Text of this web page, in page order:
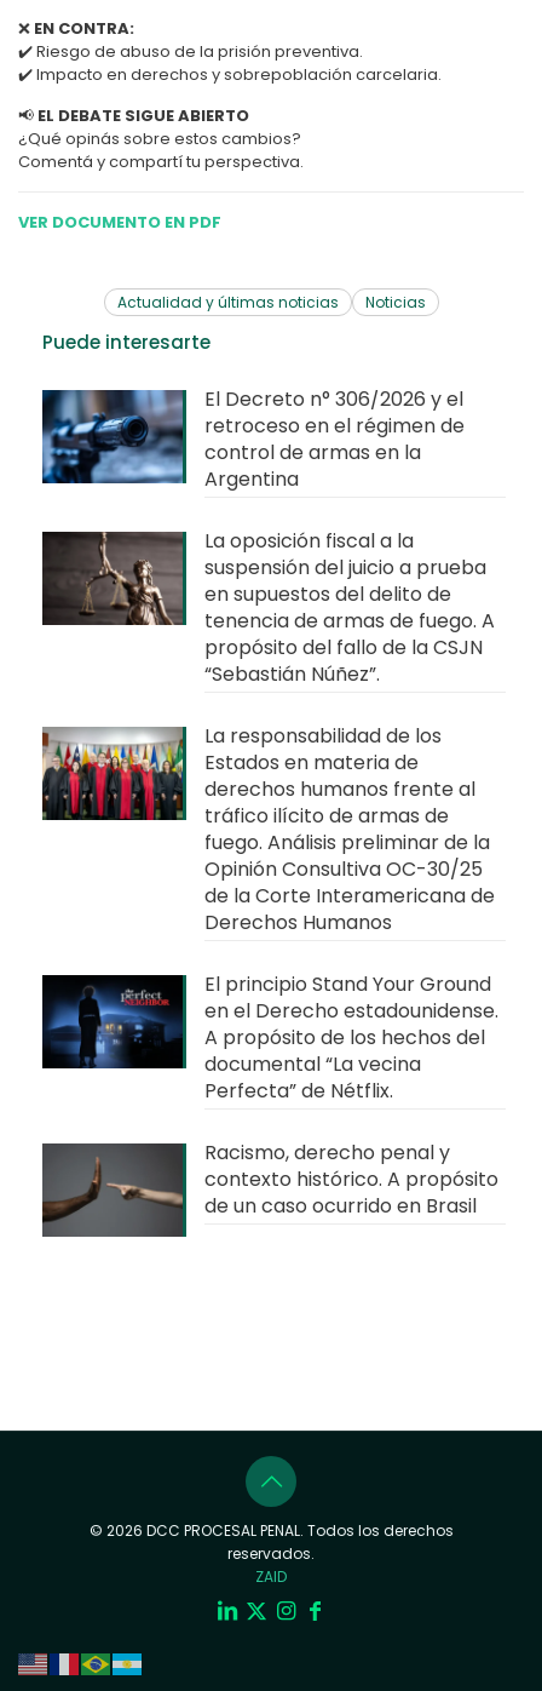
❌ EN CONTRA:
✔️ Riesgo de abuso de la prisión preventiva.
✔️ Impacto en derechos y sobrepoblación carcelaria.
📢 EL DEBATE SIGUE ABIERTO
¿Qué opinás sobre estos cambios?
Comentá y compartí tu perspectiva.
VER DOCUMENTO EN PDF
Actualidad y últimas noticias Noticias
Puede interesarte
El Decreto n° 306/2026 y el
retroceso en el régimen de
control de armas en la
Argentina
La oposición fiscal a la
suspensión del juicio a prueba
en supuestos del delito de
tenencia de armas de fuego. A
propósito del fallo de la CSJN
“Sebastián Núñez”.
La responsabilidad de los
Estados en materia de
derechos humanos frente al
tráfico ilícito de armas de
fuego. Análisis preliminar de la
Opinión Consultiva OC-30/25
de la Corte Interamericana de
Derechos Humanos
El principio Stand Your Ground
en el Derecho estadounidense.
A propósito de los hechos del
documental “La vecina
Perfecta” de Nétflix.
Racismo, derecho penal y
contexto histórico. A propósito
de un caso ocurrido en Brasil
© 2026 DCC PROCESAL PENAL. Todos los derechos
reservados.
ZAID